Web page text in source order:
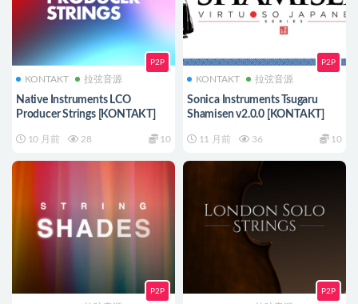
P2P
KONTAKT 拉弦音源
Native Instruments LCO
Producer Strings [KONTAKT]
10 月前 28 10
P2P
KONTAKT 拉弦音源
Sonica Instruments Tsugaru
Shamisen v2.0.0 [KONTAKT]
11 月前 36 10
P2P P2P